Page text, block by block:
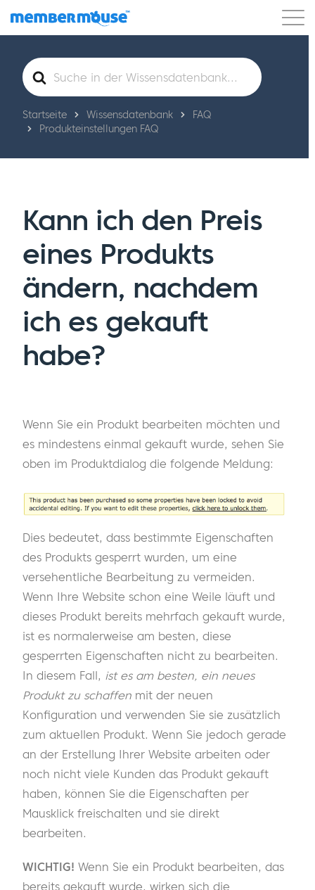
Eigenschaften Kunden Preisgestaltung
Los geht's
Suche
nach
Startseite Wissensdatenbank
FAQ
Produkteinstellungen FAQ
Kann ich den Preis
eines Produkts
ändern, nachdem
ich es gekauft
habe?
Wenn Sie ein Produkt bearbeiten möchten und
es mindestens einmal gekauft wurde, sehen Sie
oben im Produktdialog die folgende Meldung:
Dies bedeutet, dass bestimmte Eigenschaften
des Produkts gesperrt wurden, um eine
versehentliche Bearbeitung zu vermeiden.
Wenn Ihre Website schon eine Weile läuft und
dieses Produkt bereits mehrfach gekauft wurde,
ist es normalerweise am besten, diese
gesperrten Eigenschaften nicht zu bearbeiten.
In diesem Fall, ist es am besten, ein neues
Produkt zu schaffen mit der neuen
Konfiguration und verwenden Sie sie zusätzlich
zum aktuellen Produkt. Wenn Sie jedoch gerade
an der Erstellung Ihrer Website arbeiten oder
noch nicht viele Kunden das Produkt gekauft
haben, können Sie die Eigenschaften per
Mausklick freischalten und sie direkt
bearbeiten.
WICHTIG! Wenn Sie ein Produkt bearbeiten, das
bereits gekauft wurde, wirken sich die